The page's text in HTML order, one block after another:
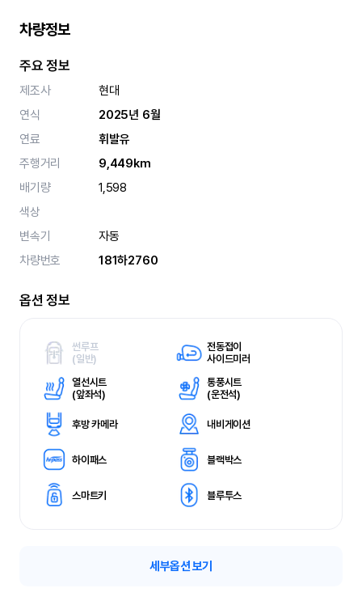
차량정보
주요 정보
제조사
현대
연식
2025년 6월
연료
휘발유
주행거리
9,449km
배기량
1,598
색상
변속기
자동
차량번호
181하2760
옵션 정보
썬루프
(일반)
전동접이
사이드미러
열선시트
(앞좌석)
통풍시트
(운전석)
후방 카메라 내비게이션
하이패스 블랙박스
스마트키 블루투스
세부옵션 보기